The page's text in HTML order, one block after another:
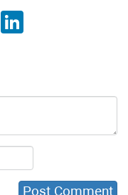
WhatsApp